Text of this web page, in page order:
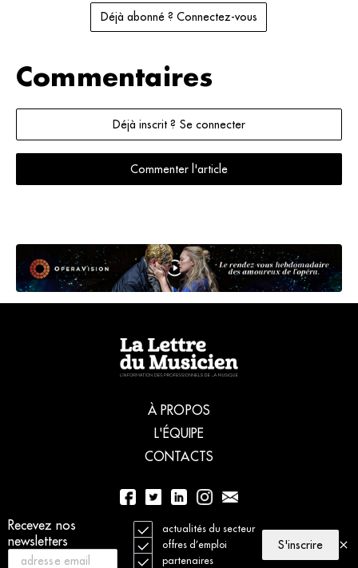
Recevez nos
newsletters
actualités du secteur
offres d’emploi
partenaires
S'inscrire
Déjà abonné ? Connectez-vous
Commentaires
Déjà inscrit ? Se connecter
Commenter l'article
À PROPOS
L'ÉQUIPE
CONTACTS
01 56 77 04 00